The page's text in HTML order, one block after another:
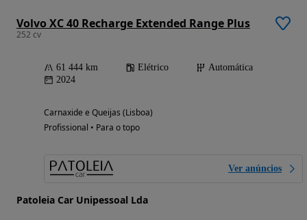
Volvo XC 40 Recharge Extended Range Plus
252 cv
61 444 km Elétrico
Automática
2024
Carnaxide e Queijas (Lisboa)
Profissional • Para o topo
Ver anúncios
Patoleia Car Unipessoal Lda